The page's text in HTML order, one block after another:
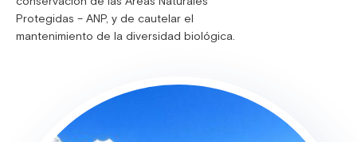
Protegidas – ANP, y de cautelar el
mantenimiento de la diversidad biológica.